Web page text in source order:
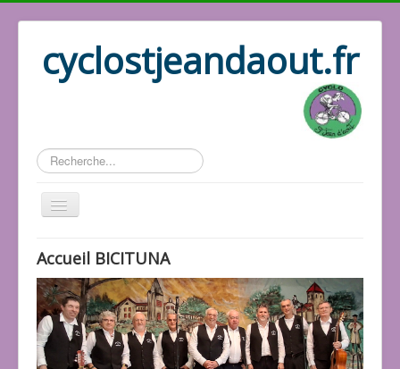
cyclostjeandaout.fr
Rechercher
Association
Les responsables
Les photos
Les vidéos
Le répertoire
Les activités
Accueil Cyclo
Accueil BICITUNA